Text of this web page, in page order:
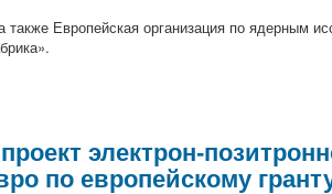
Европейская организация по ядерным
электрон-
по европейскому